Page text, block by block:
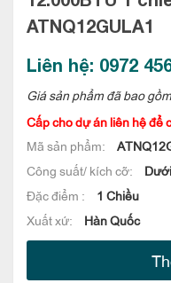
ATNQ12GULA1
Liên hệ: 0972
Giá sản phẩm đã bao
Cấp cho dự án liên hệ để
Mã sản phẩm:
Công suất/ kích cỡ:
Đặc điểm :
1 Chiều
Xuất xứ:
Hàn Quốc